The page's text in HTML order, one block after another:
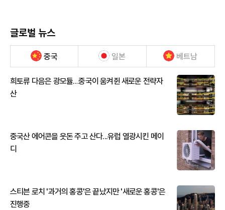
글로벌 뉴스
중국 일본 베트남
희토류 다음은 광모듈…중국이 움켜쥔 새로운 전략자
산
중국산 에어콘을 웃돈 주고 산다...유럽 열광시킨 메이
디
스티븐 로치 '과거의 홍콩'은 끝났지만 '새로운 홍콩'은
진행중